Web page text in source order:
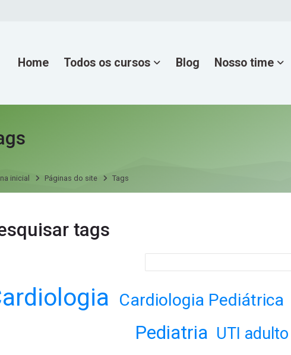
Home Todos os cursos Blog Nosso time
inicial Páginas do site Tags
tags
Pesquisar tags
Cardiologia Pediátrica
Pediatria UTI adulto